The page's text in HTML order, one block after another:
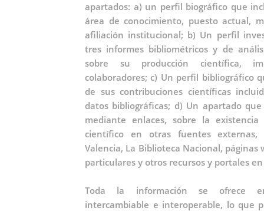
apartados: a) un perfil biográfico que
área de conocimiento, puesto actual,
afiliación institucional; b) Un perfil
tres informes bibliométricos y de
sobre su producción científica,
colaboradores; c) Un perfil bibliográfico
de sus contribuciones científicas
datos bibliográficas; d) Un apartado
mediante enlaces, sobre la
científico en otras fuentes externas,
Valencia, La Biblioteca Nacional,
particulares y otros recursos y portales
Toda la información se ofrece
intercambiable e interoperable, lo que